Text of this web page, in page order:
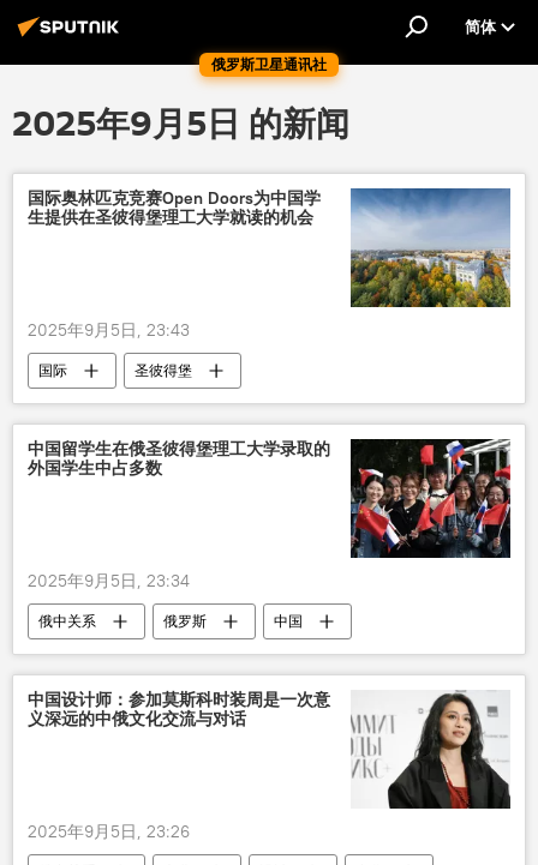
俄罗斯卫星通讯社
简体
2025年9月5日 的新闻
国际奥林匹克竞赛Open Doors为中国学
生提供在圣彼得堡理工大学就读的机会
2025年9月5日, 23:43
国际
圣彼得堡
圣彼得堡彼得大帝理工大学
中国留学生在俄圣彼得堡理工大学录取的
外国学生中占多数
2025年9月5日, 23:34
俄中关系 俄罗斯
中国
学生
中国设计师：参加莫斯科时装周是一次意
义深远的中俄文化交流与对话
2025年9月5日, 23:26